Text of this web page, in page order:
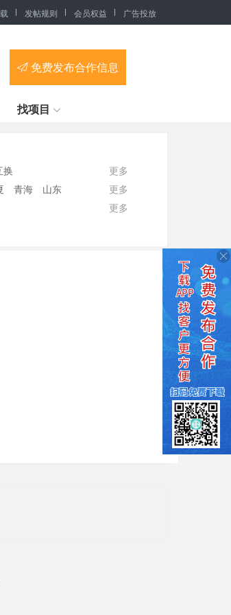
发帖规则 会员权益 广告投放
免费发布合作信息
找项目
换
更多
青海
山东
更多
更多